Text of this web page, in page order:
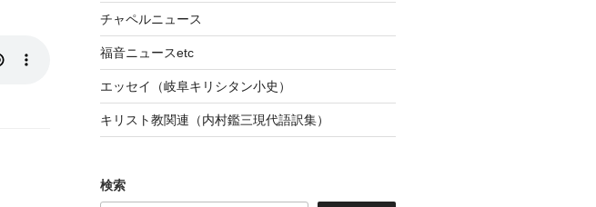
チャペルニュース
福音ニュースetc
エッセイ（岐阜キリシタン小史）
キリスト教関連（内村鑑三現代語訳集）
検索